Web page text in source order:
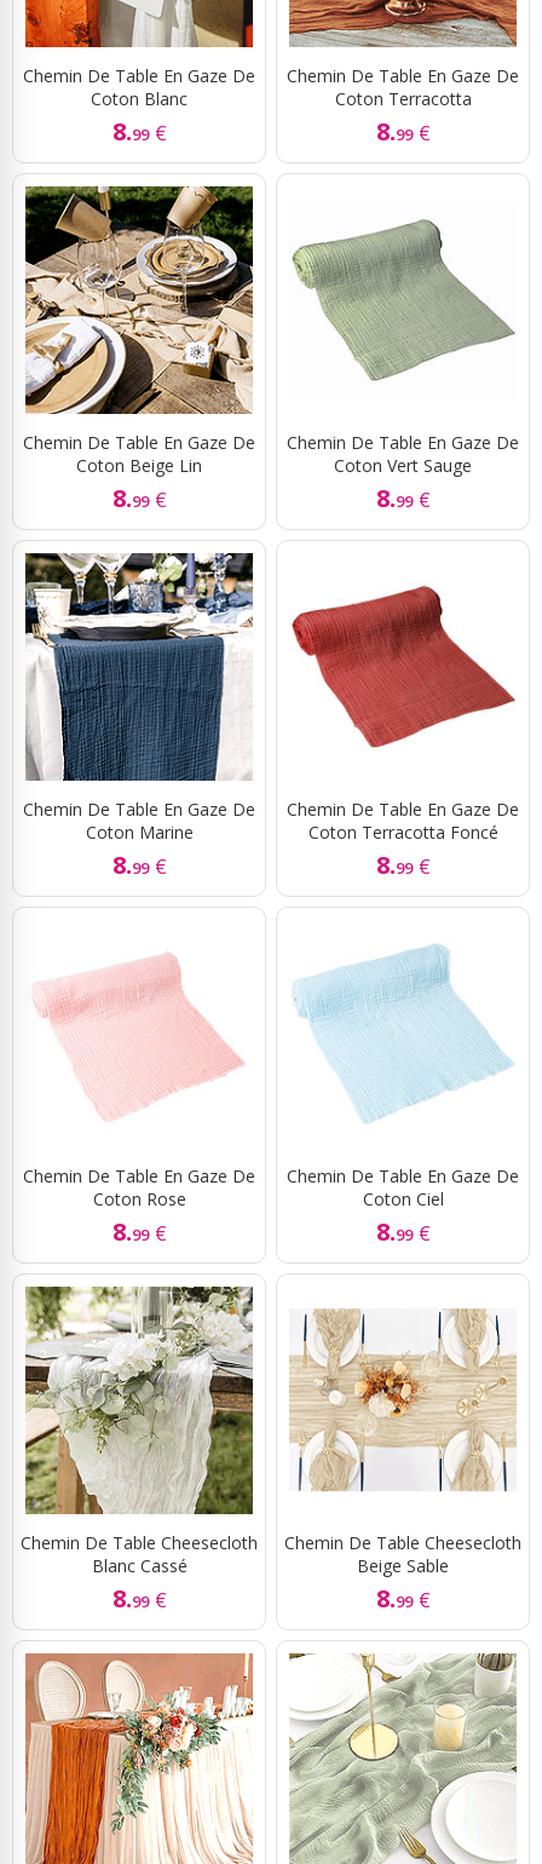
Chemin De Table En Gaze De
Coton Blanc
8.99 €
Chemin De Table En Gaze De
Coton Terracotta
8.99 €
Chemin De Table En Gaze De
Coton Beige Lin
8.99 €
Chemin De Table En Gaze De
Coton Vert Sauge
8.99 €
Chemin De Table En Gaze De
Coton Marine
8.99 €
Chemin De Table En Gaze De
Coton Terracotta Foncé
8.99 €
Chemin De Table En Gaze De
Coton Rose
8.99 €
Chemin De Table En Gaze De
Coton Ciel
8.99 €
Chemin De Table Cheesecloth
Blanc Cassé
8.99 €
Chemin De Table Cheesecloth
Beige Sable
8.99 €